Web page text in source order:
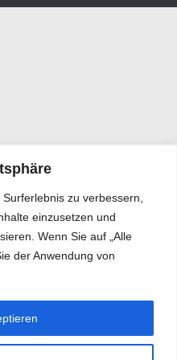
zu verbessern,
einzusetzen und
Wenn Sie auf „Alle
der Anwendung von